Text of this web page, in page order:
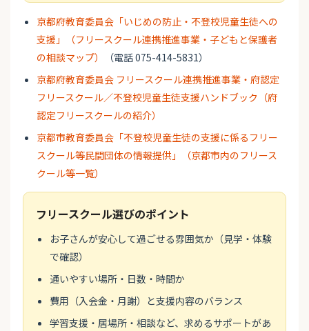
京都府教育委員会「いじめの防止・不登校児童生徒への
支援」（フリースクール連携推進事業・子どもと保護者
の相談マップ）
（電話 075-414-5831）
京都府教育委員会 フリースクール連携推進事業・府認定
フリースクール／不登校児童生徒支援ハンドブック（府
認定フリースクールの紹介）
京都市教育委員会「不登校児童生徒の支援に係るフリー
スクール等民間団体の情報提供」（京都市内のフリース
クール等一覧）
フリースクール選びのポイント
お子さんが安心して過ごせる雰囲気か（見学・体験
で確認）
通いやすい場所・日数・時間か
費用（入会金・月謝）と支援内容のバランス
学習支援・居場所・相談など、求めるサポートがあ